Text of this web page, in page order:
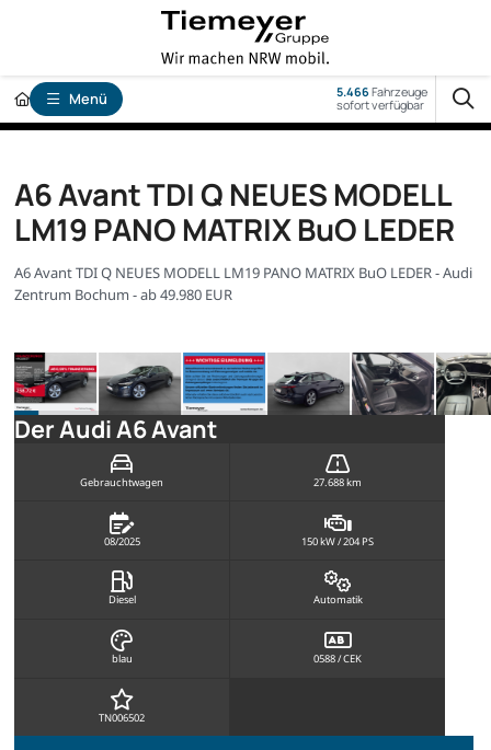
Menü 5.466Fahrzeuge
sofort verfügbar
A6 Avant TDI Q NEUES MODELL
LM19 PANO MATRIX BuO LEDER
A6 Avant TDI Q NEUES MODELL LM19 PANO MATRIX BuO LEDER - Audi
Zentrum Bochum - ab 49.980 EUR
Der Audi A6 Avant
Gebrauchtwagen 27.688 km
08/2025 150 kW / 204 PS
Diesel Automatik
blau 0588 / CEK
TN006502